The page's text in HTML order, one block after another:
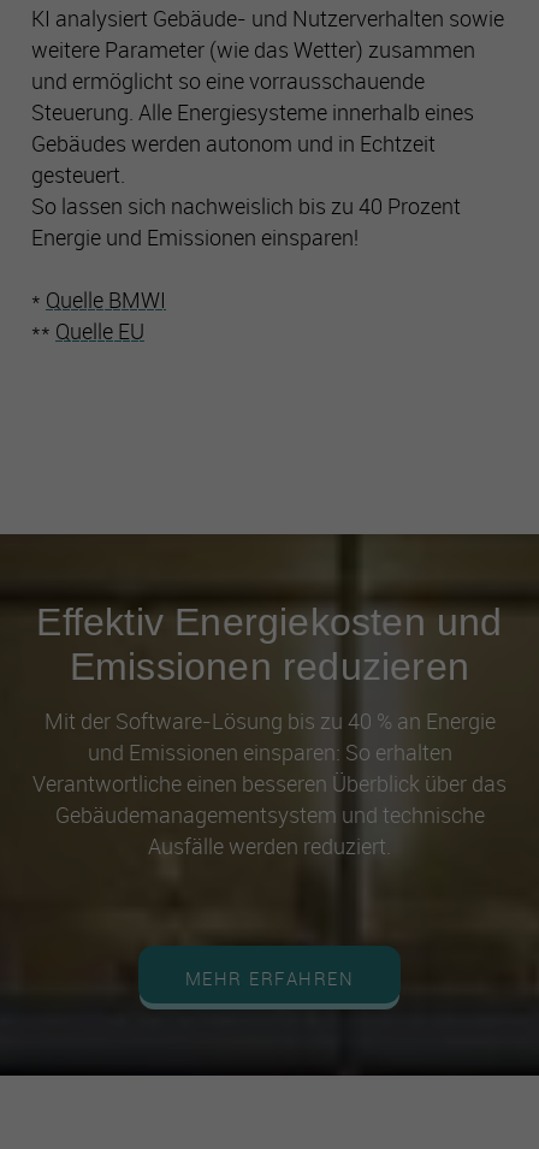
KI analysiert Gebäude- und Nutzerverhalten sowie
weitere Parameter (wie das Wetter) zusammen
und ermöglicht so eine vorrausschauende
Steuerung. Alle Energiesysteme innerhalb eines
Gebäudes werden autonom und in Echtzeit
gesteuert.
So lassen sich nachweislich bis zu 40 Prozent
Energie und Emissionen einsparen!
* Quelle BMWI
** Quelle EU
Effektiv Energiekosten und
Emissionen reduzieren
Mit der Software-Lösung bis zu 40 % an Energie
und Emissionen einsparen: So erhalten
Verantwortliche einen besseren Überblick über das
Gebäudemanagementsystem und technische
Ausfälle werden reduziert.
MEHR ERFAHREN
Es besteht insbesondere das Risiko, dass Ihre Daten durch
US-Behörden zu Kontroll- und Überwachungszwecken
verarbeitet werden können.